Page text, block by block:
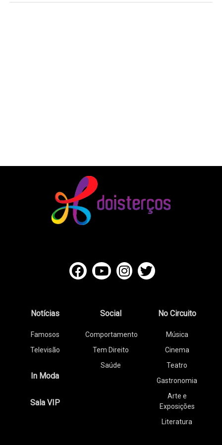
Notícias
Famosos
Televisão
In Moda
Sala VIP
Social
Comportamento
Tem Direito
Saúde
No Circuito
Música
Cinema
Teatro
Gastronomia
Arte e
Exposições
Literatura